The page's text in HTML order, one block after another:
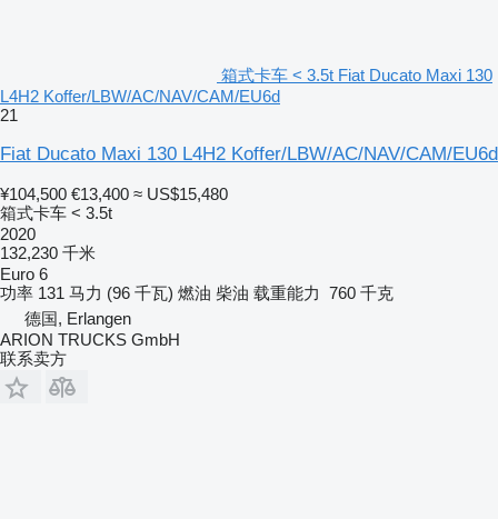
箱式卡车 < 3.5t Fiat Ducato Maxi 130
L4H2 Koffer/LBW/AC/NAV/CAM/EU6d
21
Fiat Ducato Maxi 130 L4H2 Koffer/LBW/AC/NAV/CAM/EU6d
¥104,500 €13,400 ≈ US$15,480
箱式卡车 < 3.5t
2020
132,230 千米
Euro 6
功率 131 马力 (96 千瓦) 燃油 柴油 载重能力 760 千克
德国, Erlangen
ARION TRUCKS GmbH
联系卖方